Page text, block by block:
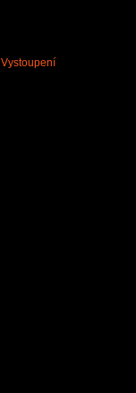
Vystoupení